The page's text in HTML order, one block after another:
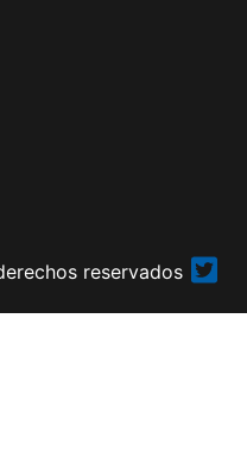
reservados